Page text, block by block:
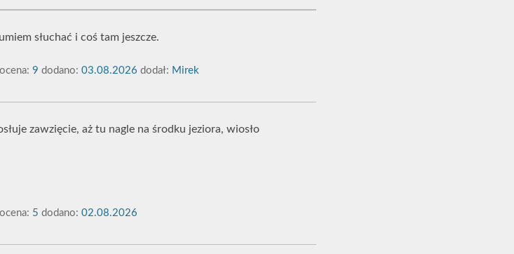
słuchać i coś tam jeszcze.
ocena: 9 dodano: 03.08.2026 dodał: Mirek
zawzięcie, aż tu nagle na środku jeziora, wiosło
ocena: 5 dodano: 02.08.2026